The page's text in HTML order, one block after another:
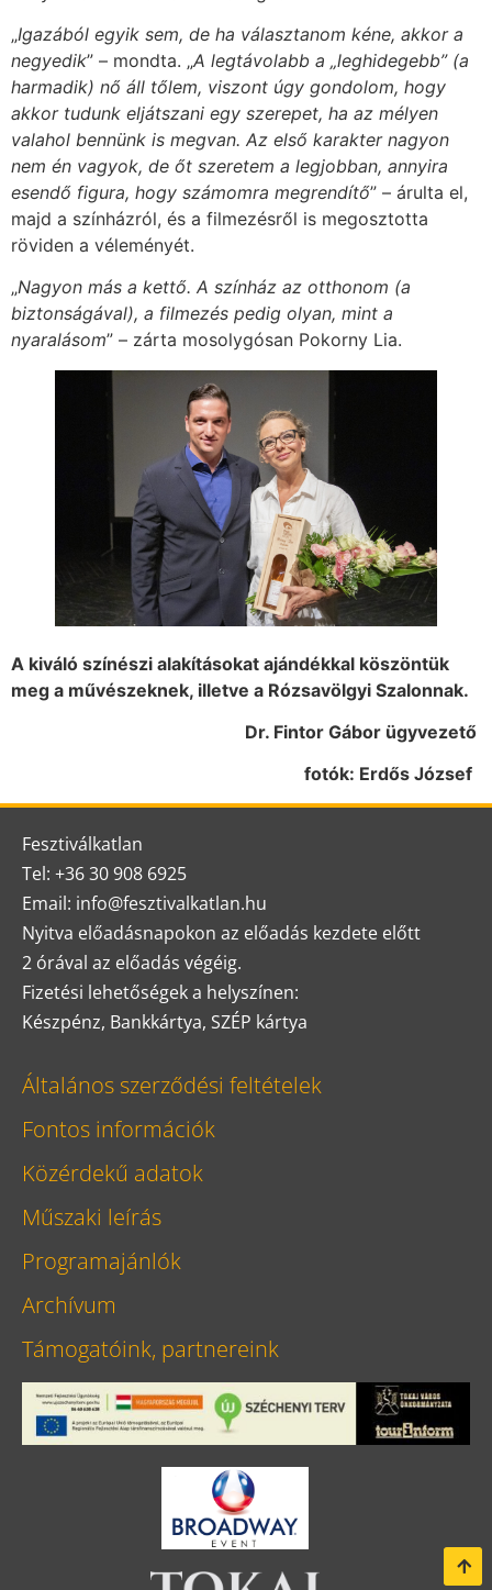
„Igazából egyik sem, de ha választanom kéne, akkor a
negyedik” – mondta. „A legtávolabb a „leghidegebb” (a
harmadik) nő áll tőlem, viszont úgy gondolom, hogy
akkor tudunk eljátszani egy szerepet, ha az mélyen
valahol bennünk is megvan. Az első karakter nagyon
nem én vagyok, de őt szeretem a legjobban, annyira
esendő figura, hogy számomra megrendítő” – árulta el,
majd a színházról, és a filmezésről is megosztotta
röviden a véleményét.
„Nagyon más a kettő. A színház az otthonom (a
biztonságával), a filmezés pedig olyan, mint a
nyaralásom” – zárta mosolygósan Pokorny Lia.
A kiváló színészi alakításokat ajándékkal köszöntük
meg a művészeknek, illetve a Rózsavölgyi Szalonnak.
Dr. Fintor Gábor ügyvezető
fotók: Erdős József
Fesztiválkatlan
Tel: +36 30 908 6925
Email: info@fesztivalkatlan.hu
Nyitva előadásnapokon az előadás kezdete előtt
2 órával az előadás végéig.
Fizetési lehetőségek a helyszínen:
Készpénz, Bankkártya, SZÉP kártya
Általános szerződési feltételek
Fontos információk
Közérdekű adatok
Műszaki leírás
Programajánlók
Archívum
Támogatóink, partnereink